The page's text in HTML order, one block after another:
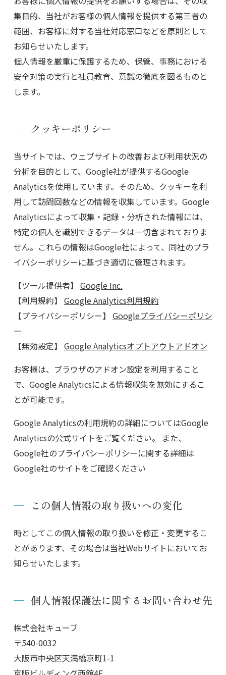
集目的、当社がお客様の個人情報を提供する第三者の
範囲、お客様に対する当社対応窓口などを原則として
お知らせいたします。
個人情報を厳重に保護するため、保管、事務における
安全対策の実行と社員教育、意識の徹底を図るものと
します。
クッキーポリシー
当サイトでは、ウェブサイトの改善および利用状況の
分析を目的として、Google社が提供するGoogle
Analyticsを使用しています。そのため、クッキーを利
用して訪問回数などの情報を収集しています。Google
Analyticsによって収集・記録・分析された情報には、
特定の個人を識別できるデータは一切含まれておりま
せん。これらの情報はGoogle社によって、同社のプラ
イバシーポリシーに基づき適切に管理されます。
【ツール提供者】 Google Inc.
【利用規約】 Google Analytics利用規約
【プライバシーポリシー】 Googleプライバシーポリシ
ー
【無効設定】 Google Analyticsオプトアウトアドオン
お客様は、ブラウザのアドオン設定を利用すること
で、Google Analyticsによる情報収集を無効にするこ
とが可能です。
Google Analyticsの利用規約の詳細についてはGoogle
Analyticsの公式サイトをご覧ください。 また、
Google社のプライバシーポリシーに関する詳細は
Google社のサイトをご確認ください
この個人情報の取り扱いへの変化
時としてこの個人情報の取り扱いを修正・変更するこ
とがあります、その場合は当社Webサイトにおいてお
知らせいたします。
個人情報保護法に関するお問い合わせ先
株式会社キューブ
〒540-0032
大阪市中央区天満橋京町1-1